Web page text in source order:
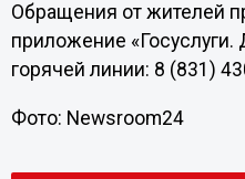
Обращения от жителей
приложение
горячей линии: 8 (831)
Фото: Newsroom24